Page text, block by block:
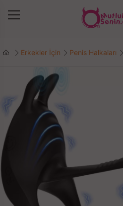
Erkekler İçin Penis Halkaları